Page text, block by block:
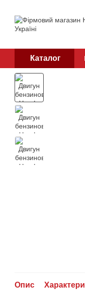
Каталог
Опис